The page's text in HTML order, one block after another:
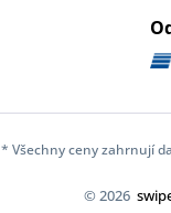
* Všechny ceny zahrnují
© 2026